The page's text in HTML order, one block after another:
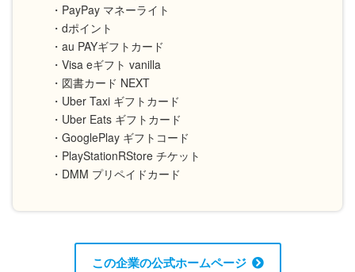
・PayPay マネーライト
・dポイント
・au PAYギフトカード
・Visa eギフト vanilla
・図書カード NEXT
・Uber Taxi ギフトカード
・Uber Eats ギフトカード
・GooglePlay ギフトコード
・PlayStationRStore チケット
・DMM プリペイドカード
この企業の公式ホームページ